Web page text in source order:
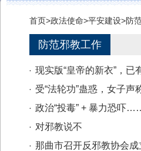
首页>政法使命>平安建设>防
防范邪教工作
现实版“皇帝的新衣”，
受“法轮功”蛊惑，女子声
政治“投毒” + 暴力恐吓
对邪教说不​
那曲市召开反邪教协会